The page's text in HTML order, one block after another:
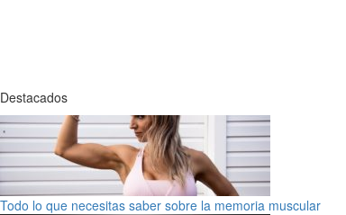
Destacados
Todo lo que necesitas saber sobre la memoria muscular